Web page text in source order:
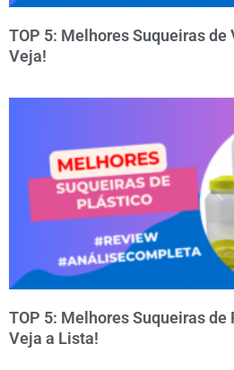
TOP 5: Melhores Suqueiras
Veja!
TOP 5: Melhores Suqueiras
Veja a Lista!